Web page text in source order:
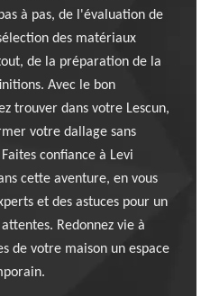
à pas, de l'évaluation de
des matériaux
de la préparation de la
Avec le bon
trouver dans votre Lescun,
votre dallage sans
confiance à Levi
cette aventure, en vous
et des astuces pour un
Redonnez vie à
de votre maison un espace